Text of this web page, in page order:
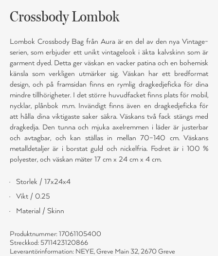
Crossbody Lombok
Lombok Crossbody Bag från Aura är en del av den nya Vintage-
serien, som erbjuder ett unikt vintagelook i äkta kalvskinn som är
garment dyed. Detta ger väskan en vacker patina och en bohemisk
känsla som verkligen utmärker sig. Väskan har ett bredformat
design, och på framsidan finns en rymlig dragkedjeficka för dina
mindre tillhörigheter. I det större huvudfacket finns plats för mobil,
nycklar, plånbok m.m. Invändigt finns även en dragkedjeficka för
att hålla dina viktigaste saker säkra. Väskans två fack stängs med
dragkedja. Den tunna och mjuka axelremmen i läder är justerbar
och avtagbar, och kan ställas in mellan 70–140 cm. Väskans
metalldetaljer är i borstat guld och nickelfria. Fodret är i 100 %
polyester, och väskan mäter 17 cm x 24 cm x 4 cm.
Storlek / 17x24x4
Vikt / 0.25
Material / Skinn
Produktnummer: 17061105400
Streckkod: 5711423120866
Leverantörinformation: NEYE, Greve Main 32, 2670 Greve